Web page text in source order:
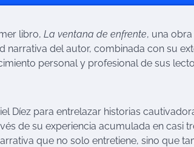
libro, La ventana de enfrente, una
narrativa del autor, combinada con su
personal y profesional de sus
Díez para entrelazar historias
de su experiencia acumulada en casi
que no solo entretiene, sino que